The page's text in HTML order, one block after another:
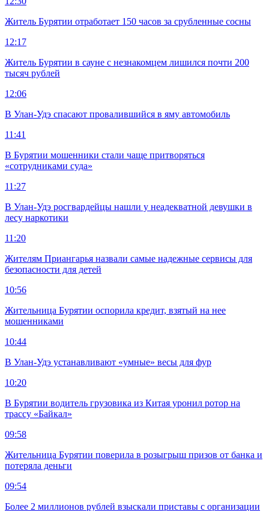
Житель Бурятии отработает 150 часов за срубленные сосны
12:17
Житель Бурятии в сауне с незнакомцем лишился почти 200
тысяч рублей
12:06
В Улан-Удэ спасают провалившийся в яму автомобиль
11:41
В Бурятии мошенники стали чаще притворяться
«сотрудниками суда»
11:27
В Улан-Удэ росгвардейцы нашли у неадекватной девушки в
лесу наркотики
11:20
Жителям Приангарья назвали самые надежные сервисы для
безопасности для детей
10:56
Жительница Бурятии оспорила кредит, взятый на нее
мошенниками
10:44
В Улан-Удэ устанавливают «умные» весы для фур
10:20
В Бурятии водитель грузовика из Китая уронил ротор на
трассу «Байкал»
09:58
Жительница Бурятии поверила в розыгрыш призов от банка и
потеряла деньги
09:54
Более 2 миллионов рублей взыскали приставы с организации